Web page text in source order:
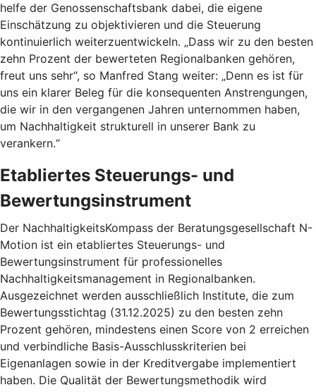
helfe der Genossenschaftsbank dabei, die eigene
Einschätzung zu objektivieren und die Steuerung
kontinuierlich weiterzuentwickeln. „Dass wir zu den besten
zehn Prozent der bewerteten Regionalbanken gehören,
freut uns sehr“, so Manfred Stang weiter: „Denn es ist für
uns ein klarer Beleg für die konsequenten Anstrengungen,
die wir in den vergangenen Jahren unternommen haben,
um Nachhaltigkeit strukturell in unserer Bank zu
verankern.“
Etabliertes Steuerungs- und
Bewertungsinstrument
Der NachhaltigkeitsKompass der Beratungsgesellschaft N-
Motion ist ein etabliertes Steuerungs- und
Bewertungsinstrument für professionelles
Nachhaltigkeitsmanagement in Regionalbanken.
Ausgezeichnet werden ausschließlich Institute, die zum
Bewertungsstichtag (31.12.2025) zu den besten zehn
Prozent gehören, mindestens einen Score von 2 erreichen
und verbindliche Basis-Ausschlusskriterien bei
Eigenanlagen sowie in der Kreditvergabe implementiert
haben. Die Qualität der Bewertungsmethodik wird